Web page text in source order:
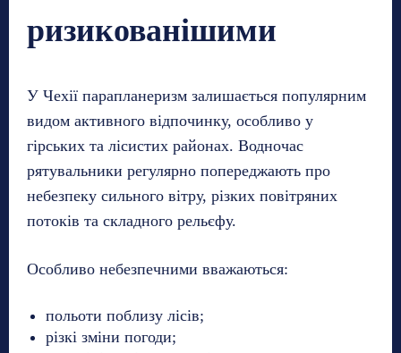
ризикованішими
У Чехії парапланеризм залишається популярним
видом активного відпочинку, особливо у
гірських та лісистих районах. Водночас
рятувальники регулярно попереджають про
небезпеку сильного вітру, різких повітряних
потоків та складного рельєфу.
Особливо небезпечними вважаються:
польоти поблизу лісів;
різкі зміни погоди;